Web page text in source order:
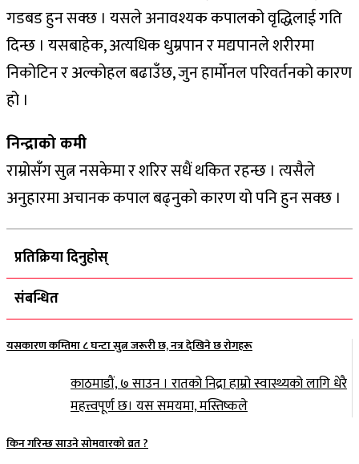
गडबड हुन सक्छ । यसले अनावश्यक कपालको वृद्धिलाई गति
दिन्छ । यसबाहेक, अत्यधिक धुम्रपान र मद्यपानले शरीरमा
निकोटिन र अल्कोहल बढाउँछ, जुन हार्मोनल परिवर्तनको कारण
हो ।
निन्द्राको कमी
राम्रोसँग सुत्न नसकेमा र शरिर सधैं थकित रहन्छ । त्यसैले
अनुहारमा अचानक कपाल बढ्नुको कारण यो पनि हुन सक्छ ।
प्रतिक्रिया दिनुहोस्
संबन्धित
यसकारण कम्तिमा ८ घन्टा सुत्न जरूरी छ, नत्र देखिने छ रोगहरू
काठमाडौं, ७ साउन । रातको निद्रा हाम्रो स्वास्थ्यको लागि धेरै
महत्त्वपूर्ण छ। यस समयमा, मस्तिष्कले
किन गरिन्छ साउने सोमवारको व्रत ?